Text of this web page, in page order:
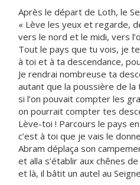
Après le départ de Loth, le
« Lève les yeux et regarde,
vers le nord et le midi, vers
Tout le pays que tu vois, je
à toi et à ta descendance,
Je rendrai nombreuse ta
autant que la poussière de la
si l’on pouvait compter les
on pourrait compter tes
Lève-toi ! Parcours le pays
c’est à toi que je vais le
Abram déplaça son
et alla s’établir aux chênes
et là, il bâtit un autel au